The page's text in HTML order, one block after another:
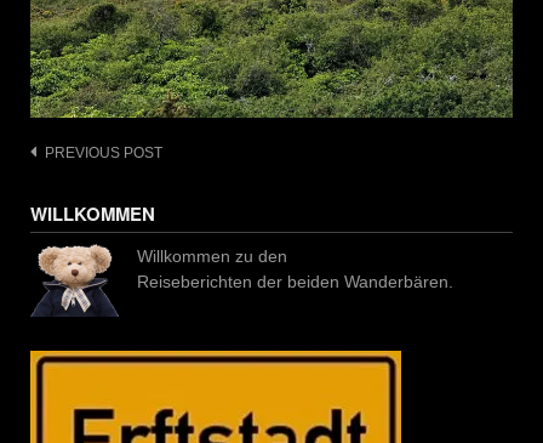
Post
PREVIOUS POST
WILLKOMMEN
Willkommen zu den
Reiseberichten der beiden Wanderbären.